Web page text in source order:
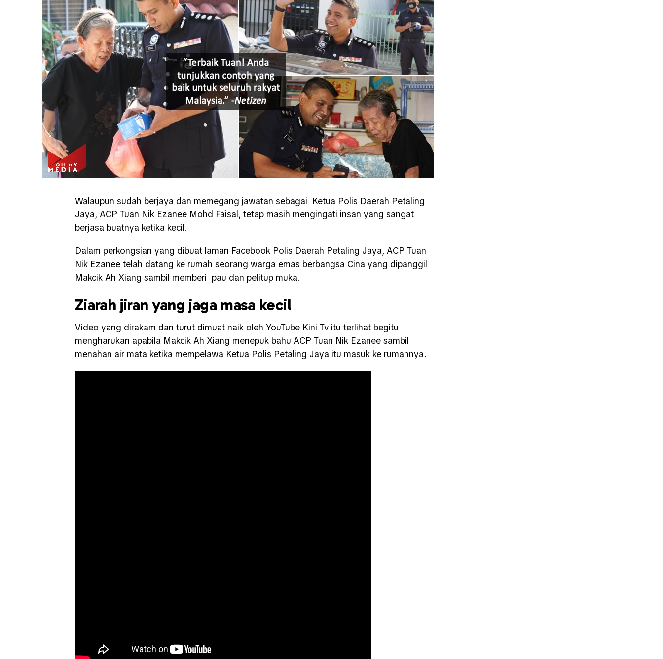
Walaupun sudah berjaya dan memegang jawatan sebagai Ketua Polis Daerah Petaling
Jaya, ACP Tuan Nik Ezanee Mohd Faisal, tetap masih mengingati insan yang sangat
berjasa buatnya ketika kecil.
Dalam perkongsian yang dibuat laman Facebook Polis Daerah Petaling Jaya, ACP Tuan
Nik Ezanee telah datang ke rumah seorang warga emas berbangsa Cina yang dipanggil
Makcik Ah Xiang sambil memberi pau dan pelitup muka.
Ziarah jiran yang jaga masa kecil
Video yang dirakam dan turut dimuat naik oleh YouTube Kini Tv itu terlihat begitu
mengharukan apabila Makcik Ah Xiang menepuk bahu ACP Tuan Nik Ezanee sambil
menahan air mata ketika mempelawa Ketua Polis Petaling Jaya itu masuk ke rumahnya.